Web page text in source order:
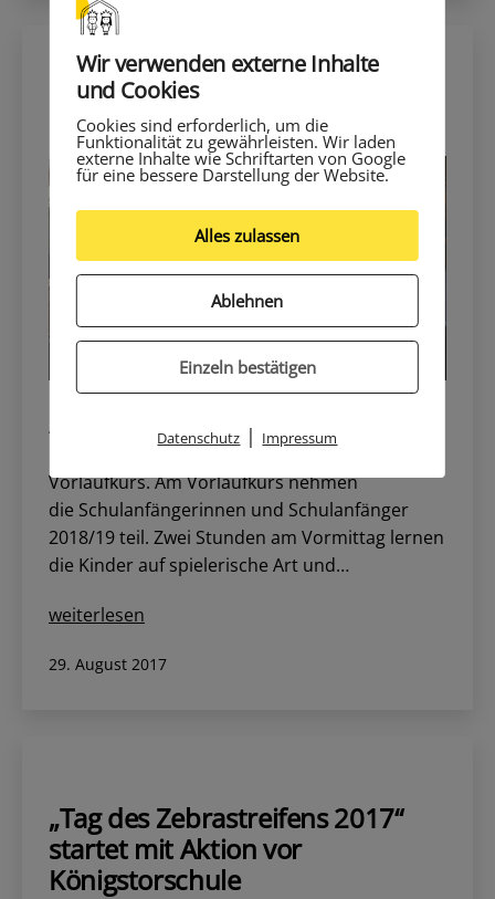
Der Vorlaufkurs stellte sich vor
Am Montag, 28.08.2017, veranstaltete die
Königstorschule einen Elternabend für den
Vorlaufkurs. Am Vorlaufkurs nehmen
die Schulanfängerinnen und Schulanfänger
2018/19 teil. Zwei Stunden am Vormittag lernen
die Kinder auf spielerische Art und…
Der
stellte
weiterlesen
Veröffentlicht
29. August 2017
„Tag des Zebrastreifens 2017“
startet mit Aktion vor
Königstorschule
Wir verwenden externe Inhalte
und Cookies
Cookies sind erforderlich, um die
Funktionalität zu gewährleisten. Wir laden
externe Inhalte wie Schriftarten von Google
für eine bessere Darstellung der Website.
Alles zulassen
Ablehnen
Einzeln bestätigen
Datenschutz | Impressum